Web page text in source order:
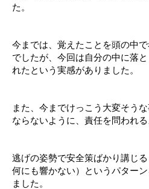
た。
今までは、覚えたことを頭の中
でしたが、今回は自分の中に落
れたという実感がありました。
また、今までけっこう大変そう
ならないように、責任を問われ
逃げの姿勢で安全策ばかり講じ
何にも響かない）というパター
ました。